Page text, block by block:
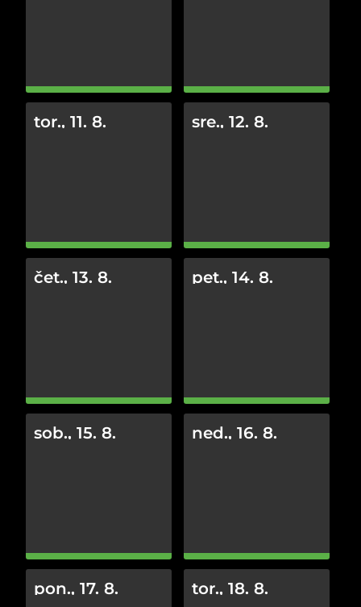
tor., 11. 8. sre., 12. 8.
čet., 13. 8. pet., 14. 8.
sob., 15. 8. ned., 16. 8.
pon., 17. 8. tor., 18. 8.